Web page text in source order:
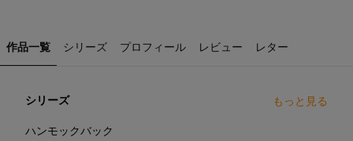
作品一覧 シリーズ プロフィール レビュー レター
シリーズ もっと見る
ハンモックバック